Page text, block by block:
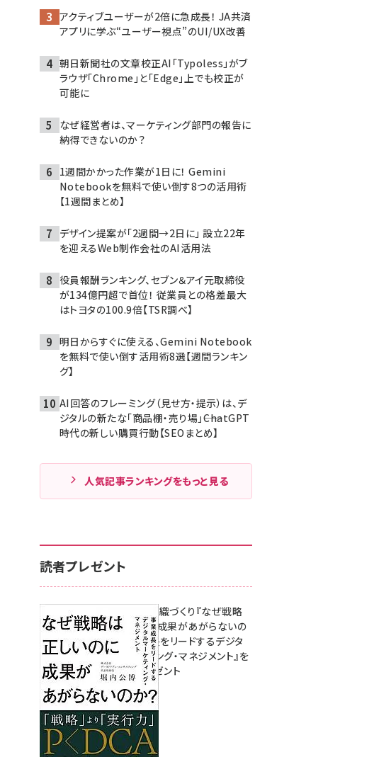
アクティブユーザーが2倍に急成長！ JA共済
アプリに学ぶ“ユーザー視点”のUI/UX改善
朝日新聞社の文章校正AI「Typoless」がブ
ラウザ「Chrome」と「Edge」上でも校正が
可能に
なぜ経営者は、マーケティング部門の報告に
納得できないのか？
1週間かかった作業が1日に！ Gemini
Notebookを無料で使い倒す8つの活用術
【1週間まとめ】
デザイン提案が「2週間→2日に」 設立22年
を迎えるWeb制作会社のAI活用法
役員報酬ランキング、セブン＆アイ元取締役
が134億円超で首位！ 従業員との格差最大
はトヨタの100.9倍【TSR調べ】
明日からすぐに使える、Gemini Notebook
を無料で使い倒す活用術8選【週間ランキン
グ】
AI回答のフレーミング（見せ方・提示）は、デ
ジタルの新たな「商品棚・売り場」――ChatGPT
時代の新しい購買行動【SEOまとめ】
人気記事ランキングをもっと見る
読者プレゼント
成果を生む組織づくり『なぜ戦略
は正しいのに成果があがらないの
か？ 事業成長をリードするデジタ
ルマーケティング・マネジメント』を
3名様にプレゼント
8月7日 10:00